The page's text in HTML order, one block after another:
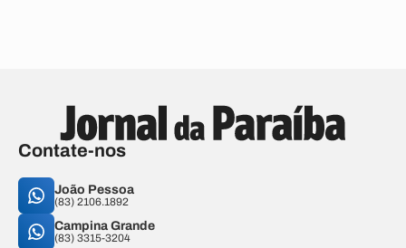
Contate-nos
João Pessoa
(83) 2106.1892
Campina Grande
(83) 3315-3204